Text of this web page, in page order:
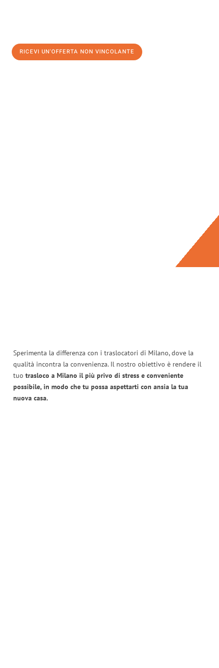
RICEVI UN'OFFERTA NON VINCOLANTE
Sperimenta la differenza con i traslocatori di Milano, dove la
qualità incontra la convenienza. Il nostro obiettivo è rendere il
tuo trasloco a Milano il più privo di stress e conveniente
possibile, in modo che tu possa aspettarti con ansia la tua
nuova casa.